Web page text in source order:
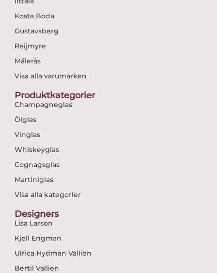
Kosta Boda
Gustavsberg
Reijmyre
Målerås
Visa alla varumärken
Produktkategorier
Champagneglas
Ölglas
Vinglas
Whiskeyglas
Cognagsglas
Martiniglas
Visa alla kategorier
Designers
Lisa Larson
Kjell Engman
Ulrica Hydman Vallien
Bertil Vallien